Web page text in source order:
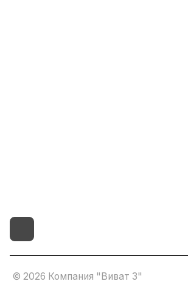
© 2026 Компания "Виват 3"